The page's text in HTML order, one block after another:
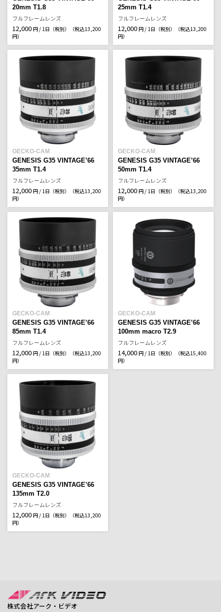
20mm T1.8
フルフレームレンズ
12,000 円 / 1日（税別）
（税込13,200
円）
25mm T1.4
フルフレームレンズ
12,000 円 / 1日（税別）
（税込13,200
円）
GECKO-CAM
GENESIS G35 VINTAGE’66
35mm T1.4
フルフレームレンズ
12,000 円 / 1日（税別）
（税込13,200
円）
GECKO-CAM
GENESIS G35 VINTAGE’66
50mm T1.4
フルフレームレンズ
12,000 円 / 1日（税別）
（税込13,200
円）
GECKO-CAM
GENESIS G35 VINTAGE’66
85mm T1.4
フルフレームレンズ
12,000 円 / 1日（税別）
（税込13,200
円）
GECKO-CAM
GENESIS G35 VINTAGE’66
100mm macro T2.9
フルフレームレンズ
14,000 円 / 1日（税別）
（税込15,400
円）
GECKO-CAM
GENESIS G35 VINTAGE’66
135mm T2.0
フルフレームレンズ
12,000 円 / 1日（税別）
（税込13,200
円）
株式会社アーク・ビデオ